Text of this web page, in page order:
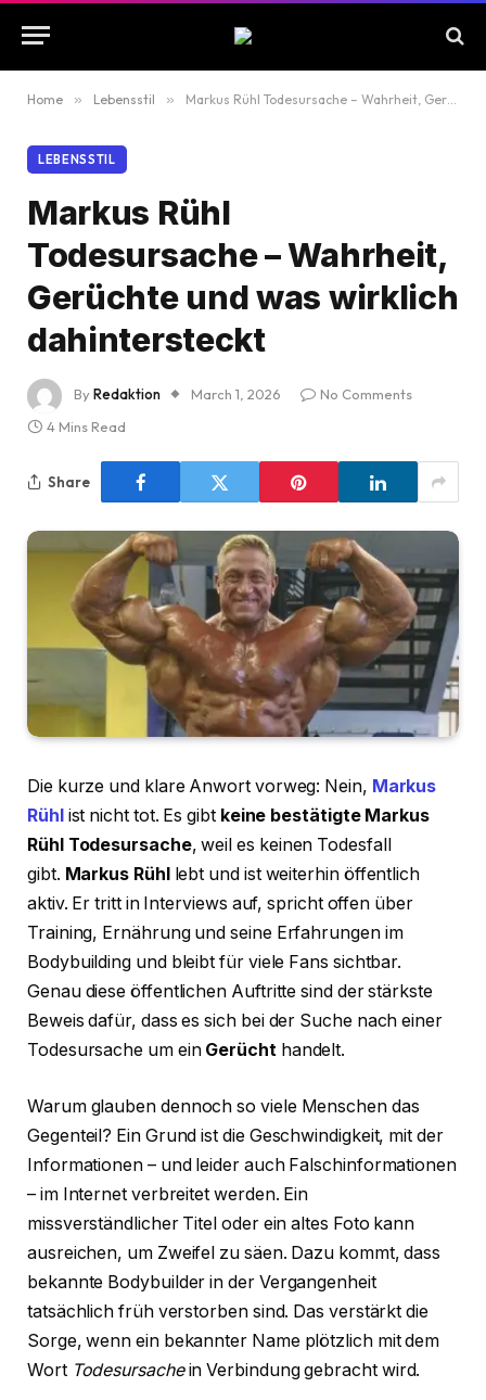
Home » Lebensstil » Markus Rühl Todesursache – Wahrheit, Gerüchte und was wirklich dahintersteckt
LEBENSSTIL
Markus Rühl
Todesursache – Wahrheit,
Gerüchte und was wirklich
dahintersteckt
ByRedaktion March 1, 2026
No Comments
4 Mins Read
Share
Die kurze und klare Anwort vorweg: Nein, Markus
Rühl ist nicht tot. Es gibt keine bestätigte Markus
Rühl Todesursache, weil es keinen Todesfall
gibt. Markus Rühl
lebt und ist weiterhin öffentlich
aktiv. Er tritt in Interviews auf, spricht offen über
Training, Ernährung und seine Erfahrungen im
Bodybuilding und bleibt für viele Fans sichtbar.
Genau diese öffentlichen Auftritte sind der stärkste
Beweis dafür, dass es sich bei der Suche nach einer
Todesursache um ein Gerüchthandelt.
Warum glauben dennoch so viele Menschen das
Gegenteil? Ein Grund ist die Geschwindigkeit, mit der
Informationen – und leider auch Falschinformationen
– im Internet verbreitet werden. Ein
missverständlicher Titel oder ein altes Foto kann
ausreichen, um Zweifel zu säen. Dazu kommt, dass
bekannte Bodybuilder in der Vergangenheit
tatsächlich früh verstorben sind. Das verstärkt die
Sorge, wenn ein bekannter Name plötzlich mit dem
Wort Todesursachein Verbindung gebracht wird.